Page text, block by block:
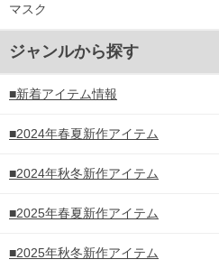
マスク
ジャンルから探す
■新着アイテム情報
■2024年春夏新作アイテム
■2024年秋冬新作アイテム
■2025年春夏新作アイテム
■2025年秋冬新作アイテム